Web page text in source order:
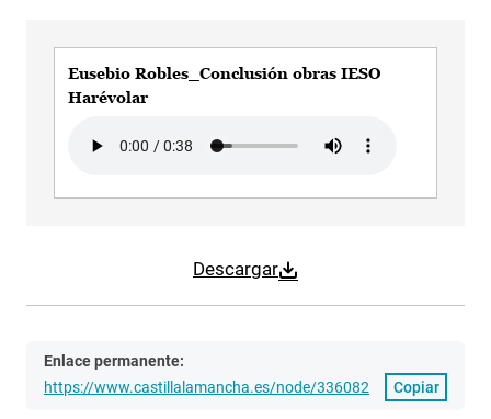
Descargar
Eusebio Robles_Conclusión obras IESO
Harévolar
Enlace permanente:
https://www.castillalamancha.es/node/336082
Copiar